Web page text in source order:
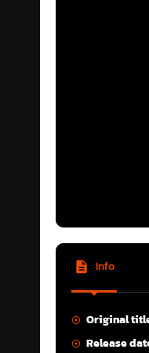
Info
Original
Release